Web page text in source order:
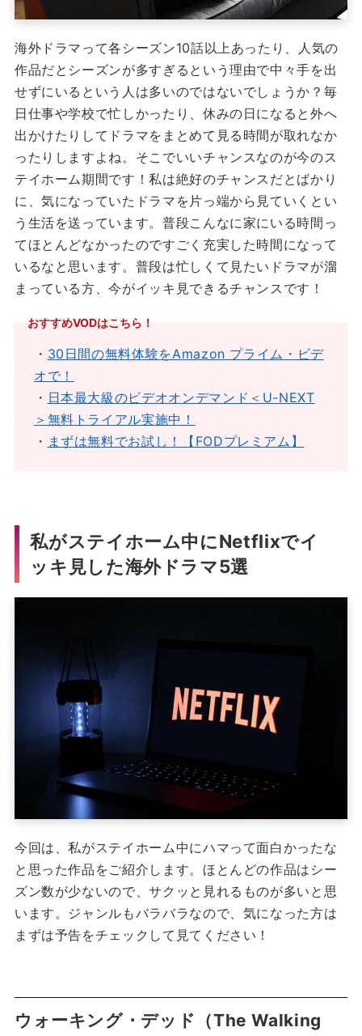
海外ドラマって各シーズン10話以上あったり、人気の
作品だとシーズンが多すぎるという理由で中々手を出
せずにいるという人は多いのではないでしょうか？毎
日仕事や学校で忙しかったり、休みの日になると外へ
出かけたりしてドラマをまとめて見る時間が取れなか
ったりしますよね。そこでいいチャンスなのが今のス
テイホーム期間です！私は絶好のチャンスだとばかり
に、気になっていたドラマを片っ端から見ていくとい
う生活を送っています。普段こんなに家にいる時間っ
てほとんどなかったのですごく充実した時間になって
いるなと思います。普段は忙しくて見たいドラマが溜
まっている方、今がイッキ見できるチャンスです！
おすすめVODはこちら！
・ 30日間の無料体験をAmazon プライム・ビデ
オで！
・ 日本最大級のビデオオンデマンド＜U-NEXT
＞無料トライアル実施中！
・ まずは無料でお試し！【FODプレミアム】
私がステイホーム中にNetflixでイ
ッキ見した海外ドラマ5選
今回は、私がステイホーム中にハマって面白かったな
と思った作品をご紹介します。ほとんどの作品はシー
ズン数が少ないので、サクッと見れるものが多いと思
います。ジャンルもバラバラなので、気になった方は
まずは予告をチェックして見てください！
ウォーキング・デッド（The Walking